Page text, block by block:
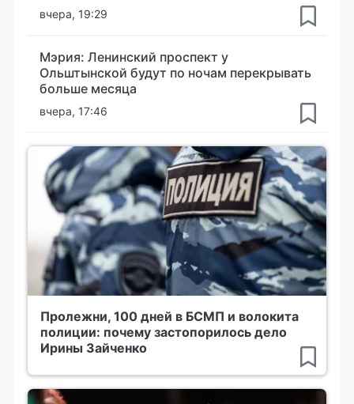
вчера, 19:29
Мэрия: Ленинский проспект у
Ольштынской будут по ночам перекрывать
больше месяца
вчера, 17:46
Пролежни, 100 дней в БСМП и волокита
полиции: почему застопорилось дело
Ирины Зайченко